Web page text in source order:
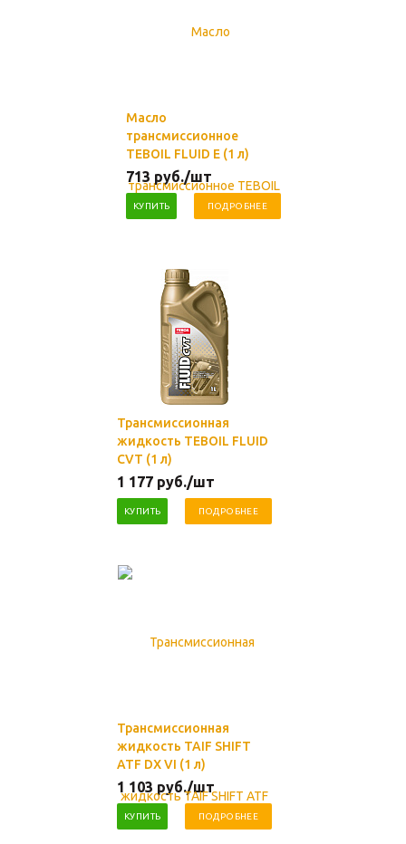
Масло
трансмиссионное
TEBOIL FLUID E (1 л)
713 руб./шт
КУПИТЬ ПОДРОБНЕЕ
Трансмиссионная
жидкость TEBOIL FLUID
CVT (1 л)
1 177 руб./шт
КУПИТЬ ПОДРОБНЕЕ
Трансмиссионная
жидкость TAIF SHIFT
ATF DX VI (1 л)
1 103 руб./шт
КУПИТЬ ПОДРОБНЕЕ